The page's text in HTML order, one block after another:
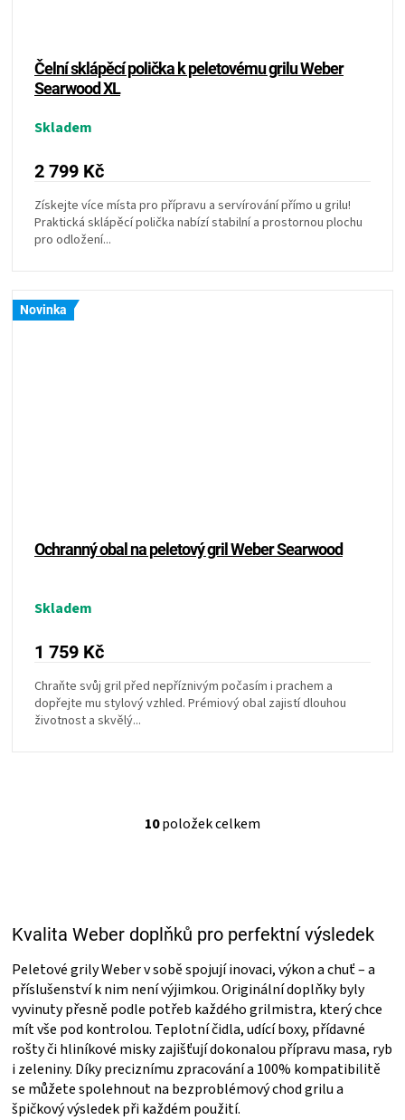
Čelní sklápěcí polička k peletovému grilu Weber
Searwood XL
Skladem
2 799 Kč
Získejte více místa pro přípravu a servírování přímo u grilu!
Praktická sklápěcí polička nabízí stabilní a prostornou plochu
pro odložení...
Novinka
Ochranný obal na peletový gril Weber Searwood
Skladem
1 759 Kč
Chraňte svůj gril před nepříznivým počasím i prachem a
dopřejte mu stylový vzhled. Prémiový obal zajistí dlouhou
životnost a skvělý...
O
c
p
r
v
k
y
v
ý
p
i
10položek celkem
Kvalita Weber doplňků pro perfektní výsledek
Peletové grily Weber v sobě spojují inovaci, výkon a chuť – a
příslušenství k nim není výjimkou. Originální doplňky byly
vyvinuty přesně podle potřeb každého grilmistra, který chce
mít vše pod kontrolou. Teplotní čidla, udící boxy, přídavné
rošty či hliníkové misky zajišťují dokonalou přípravu masa, ryb
i zeleniny. Díky preciznímu zpracování a 100% kompatibilitě
se můžete spolehnout na bezproblémový chod grilu a
špičkový výsledek při každém použití.